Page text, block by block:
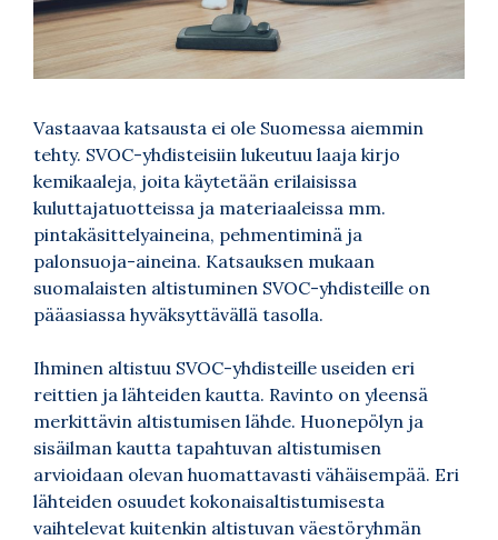
Vastaavaa katsausta ei ole Suomessa aiemmin
tehty. SVOC-yhdisteisiin lukeutuu laaja kirjo
kemikaaleja, joita käytetään erilaisissa
kuluttajatuotteissa ja materiaaleissa mm.
pintakäsittelyaineina, pehmentiminä ja
palonsuoja-aineina. Katsauksen mukaan
suomalaisten altistuminen SVOC-yhdisteille on
pääasiassa hyväksyttävällä tasolla.
Ihminen altistuu SVOC-yhdisteille useiden eri
reittien ja lähteiden kautta. Ravinto on yleensä
merkittävin altistumisen lähde. Huonepölyn ja
sisäilman kautta tapahtuvan altistumisen
arvioidaan olevan huomattavasti vähäisempää. Eri
lähteiden osuudet kokonaisaltistumisesta
vaihtelevat kuitenkin altistuvan väestöryhmän